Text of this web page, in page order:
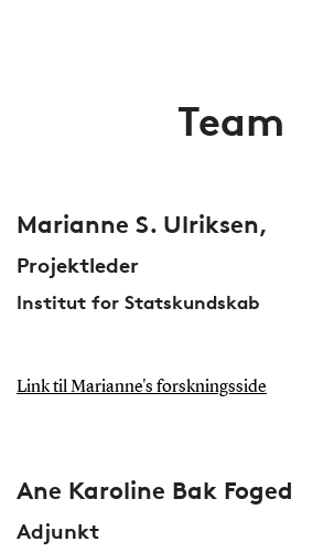
Team
Marianne S. Ulriksen,
Projektleder
Institut for Statskundskab
Link til Marianne's forskningsside
Ane Karoline Bak Foged
Adjunkt